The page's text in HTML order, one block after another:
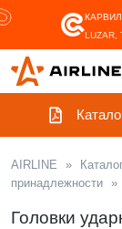
LUZAR,
AIRLINE »
принадлежности »
Головки